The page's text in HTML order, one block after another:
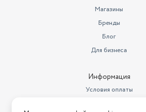
35 °C
0.9
Магазины
Бренды
Блог
Для бизнеса
Информация
Условия оплаты